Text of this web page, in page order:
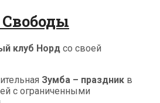
клуб Норд со своей
Зумба – праздник в
с ограниченными